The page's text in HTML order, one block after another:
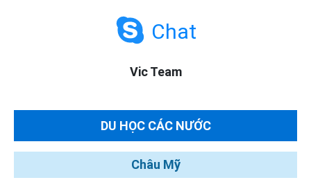
Chat
Vic Team
DU HỌC CÁC NƯỚC
Châu Mỹ